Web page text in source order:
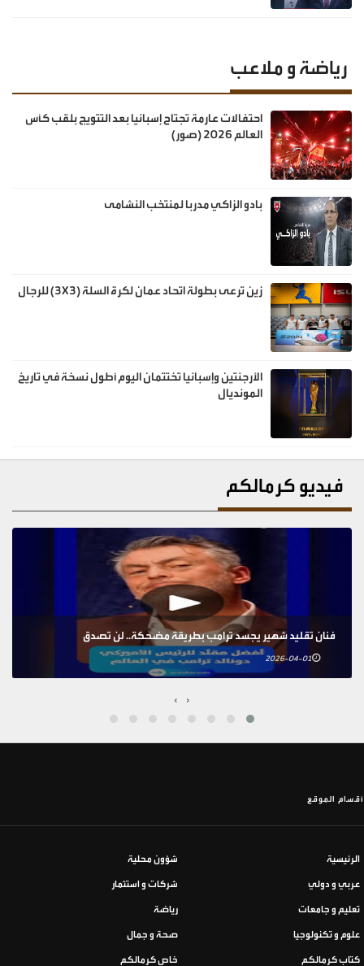
رياضة و ملاعب
احتفالات عارمة تجتاح إسبانيا بعد التتويج بلقب كأس
العالم 2026 (صور)
بادو الزاكي مدربا لمنتخب النشامى
زين ترعى بطولة اتحاد عمان لكرة السلة (3X3) للرجال
الأرجنتين وإسبانيا تختتمان اليوم أطول نسخة في تاريخ
المونديال
فيديو كرمالكم
فنان تقليد شهير يجسد ترامب بطريقة مضحكة.. لن تصدق
2026-04-01
‹
›
أقسام الموقع
الرئيسية شؤون محلية
عربي و دولي شركات و استثمار
تعليم و جامعات رياضة
علوم و تكنولوجيا صحة و جمال
كتاب كرمالكم خاص كرمالكم